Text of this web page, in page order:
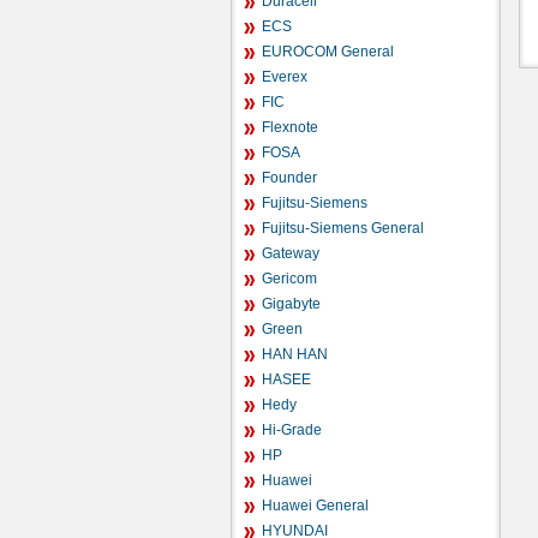
ECS
EUROCOM General
Everex
FIC
Flexnote
FOSA
Founder
Fujitsu-Siemens
Fujitsu-Siemens General
Gateway
Gericom
Gigabyte
Green
HAN HAN
HASEE
Hedy
Hi-Grade
HP
Huawei
Huawei General
HYUNDAI